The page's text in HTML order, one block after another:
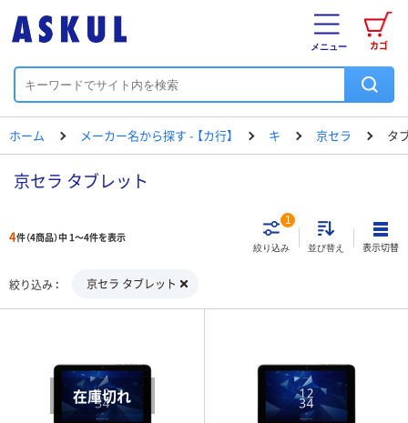
カゴ
メニュー
ホーム メーカー名から探す - 【カ行】 キ 京セラ タ
京セラ タブレット
4件（4商品）中 1～4件を表示
絞り込み
1
並び替え 表示切替
絞り込み 京セラ タブレット